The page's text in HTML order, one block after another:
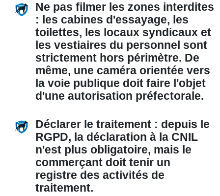
Ne pas filmer les zones interdites
: les cabines d'essayage, les
toilettes, les locaux syndicaux et
les vestiaires du personnel sont
strictement hors périmètre. De
même, une caméra orientée vers
la voie publique doit faire l'objet
d'une autorisation préfectorale.
Déclarer le traitement : depuis le
RGPD, la déclaration à la CNIL
n'est plus obligatoire, mais le
commerçant doit tenir un
registre des activités de
traitement.